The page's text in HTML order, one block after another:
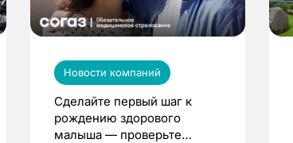
Новости компаний
Сделайте первый шаг к
рождению здорового
малыша — проверьте